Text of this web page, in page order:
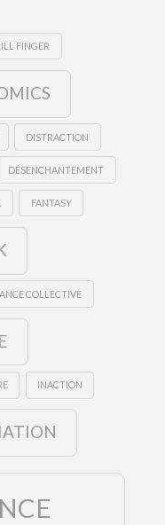
FINGER
DISTRACTION
DÉSENCHANTEMENT
FANTASY
COLLECTIVE
INACTION